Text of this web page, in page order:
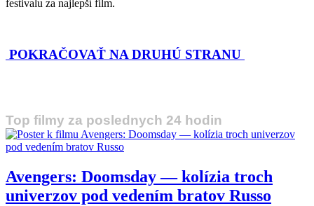
festivalu za najlepší film.
POKRAČOVAŤ NA DRUHÚ STRANU
Top filmy za poslednych 24 hodin
Avengers: Doomsday — kolízia troch
univerzov pod vedením bratov Russo